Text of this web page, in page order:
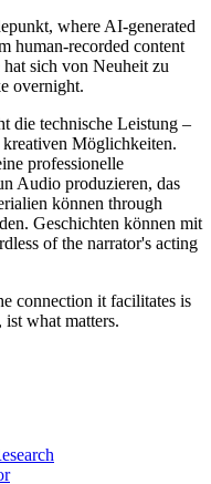
where AI-generated
human-recorded content
sich von Neuheit zu
overnight.
die technische Leistung –
Möglichkeiten.
professionelle
Audio produzieren, das
können through
Geschichten können mit
of the narrator's acting
connection it facilitates is
what matters.